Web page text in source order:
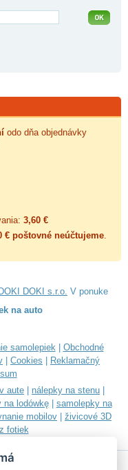
odo dňa objednávky
3,60 €
€ poštovné neúčtujeme
DOKI DOKI s.r.o. V ponuke
na auto
samolepiek| Obchodné
Cookies
Reklamačný
aute nálepky na stenu
na lodówkę| samolepky na
mobilov
živicové 3D
fotiek